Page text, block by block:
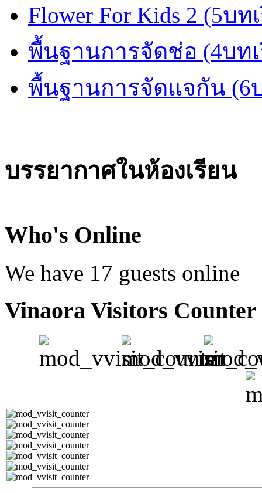
Flower For Kids 2 (5บท
พื้นฐานการจัดช่อ (4บท
พื้นฐานการจัดแจกัน (6
บรรยากาศในห้องเรียน
Who's Online
We have 17 guests online
Vinaora Visitors Counter